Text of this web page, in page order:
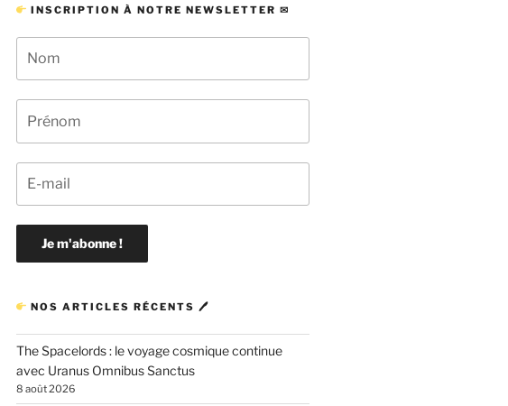
INSCRIPTION À NOTRE NEWSLETTER ✉
NOS ARTICLES RÉCENTS 🖊
The Spacelords : le voyage cosmique continue
avec Uranus Omnibus Sanctus
8 août 2026